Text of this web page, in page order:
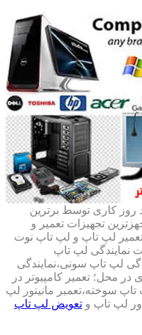
روز کاری توسط برترین
تجهیزات تعمیر و
درصد اصل و تعمیر لپ تاپ و لپ تاپ نوت
نمایندگی لپ تاپ
لپ تاپ سونی،نمایندگی
محل؛ تعمیر کامپیوتر در
سوخته،تعمبر مانیتور لپ
لپ تاپ و تعویض لپ تاپ